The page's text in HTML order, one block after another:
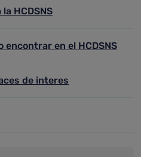
HCDSNS
encontrar en el HCDSNS
de interes